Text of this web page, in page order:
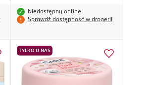
Niedostępny online
Sprawdź dostępność w drogerii
TYLKO U NAS